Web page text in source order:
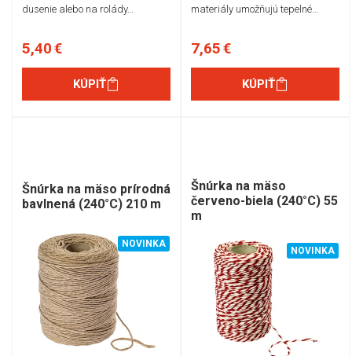
dusenie alebo na rolády…
5,40 €
KÚPIŤ
materiály umožňujú tepelné…
7,65 €
KÚPIŤ
Šnúrka na mäso prírodná
bavlnená (240°C) 210 m
NOVINKA
Šnúrka na mäso
červeno-biela (240°C) 55
m
NOVINKA